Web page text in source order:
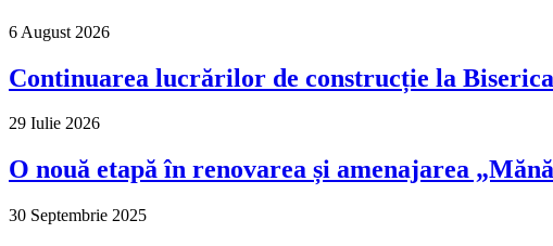
6 August 2026
Continuarea lucrărilor de construcție la
29 Iulie 2026
O nouă etapă în renovarea și amenajarea
30 Septembrie 2025